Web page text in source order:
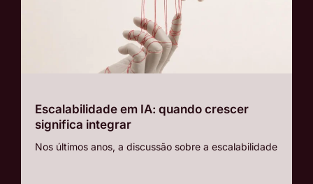
Escalabilidade em IA: quando crescer
significa integrar
Nos últimos anos, a discussão sobre a escalabilidade